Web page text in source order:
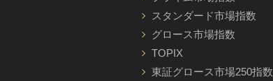
スタンダード市場指数
グロース市場指数
TOPIX
東証グロース市場250指数